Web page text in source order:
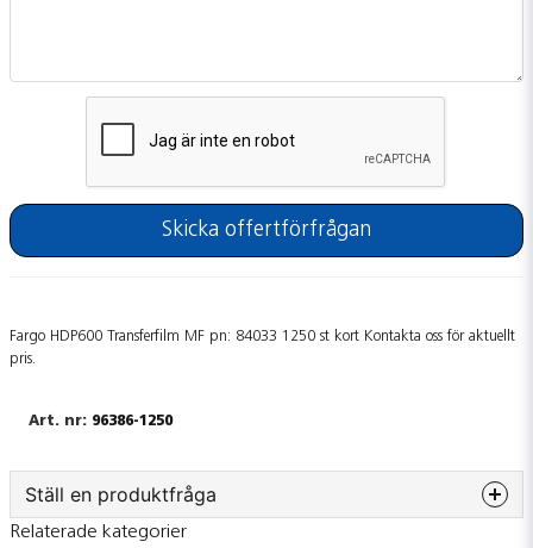
Skicka offertförfrågan
Fargo HDP600 Transferfilm MF pn: 84033 1250 st kort Kontakta oss för aktuellt
pris.
96386-1250
Ställ en produktfråga
Relaterade kategorier